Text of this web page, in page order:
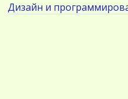
Дизайн и